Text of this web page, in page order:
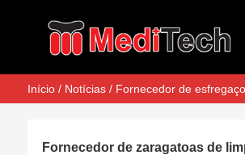
Início/ Notícias/ Fornecedor de
Fornecedor de zaragatoas de